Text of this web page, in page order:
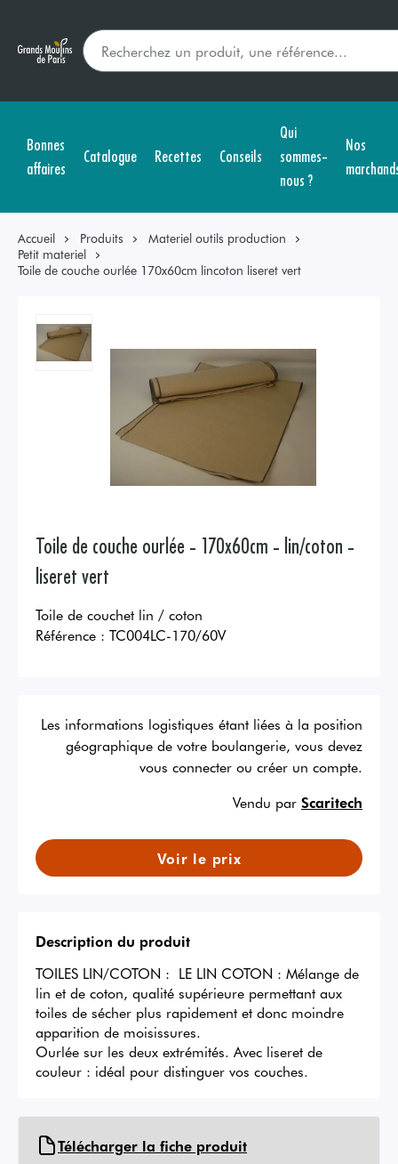
Bonnes
affaires
Catalogue Recettes Conseils
Qui
sommes-
nous ?
Nos
Accueil Produits
Materiel outils production
Petit materiel
Toile de couche ourlée 170x60cm lincoton liseret vert
Toile de couche ourlée - 170x60cm - lin/coton -
liseret vert
Toile de couchet lin / coton
Référence : TC004LC-170/60V
Les informations logistiques étant liées à la position
géographique de votre boulangerie, vous devez
vous connecter ou créer un compte.
Vendu par Scaritech
Voir le prix
Description du produit
TOILES LIN/COTON :  LE LIN COTON : Mélange de
lin et de coton, qualité supérieure permettant aux
toiles de sécher plus rapidement et donc moindre
apparition de moisissures.
Ourlée sur les deux extrémités. Avec liseret de
couleur : idéal pour distinguer vos couches.
Télécharger la fiche produit